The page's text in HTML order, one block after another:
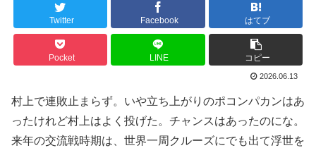
Twitter Facebook はてブ
Pocket LINE コピー
2026.06.13
村上で連敗止まらず。いや立ち上がりのポコンパカンはあ
ったけれど村上はよく投げた。チャンスはあったのにな。
来年の交流戦時期は、世界一周クルーズにでも出て浮世を